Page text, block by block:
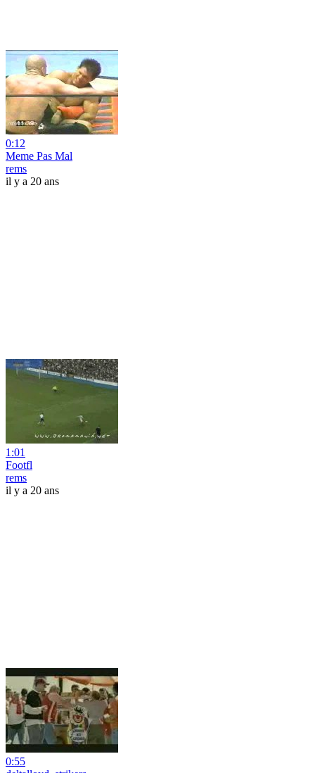
0:12
Meme Pas Mal
rems
il y a 20 ans
1:01
Footfl
rems
il y a 20 ans
0:55